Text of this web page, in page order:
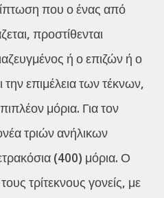
που ο ένας από
προστίθενται
ή ο επιζών ή ο
επιμέλεια των τέκνων,
μόρια. Για τον
τριών ανήλικων
(400) μόρια. Ο
τρίτεκνους γονείς, με